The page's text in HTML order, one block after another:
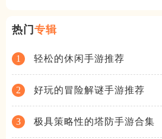
热门 专辑
1 轻松的休闲手游推荐
2 好玩的冒险解谜手游推荐
3 极具策略性的塔防手游合集